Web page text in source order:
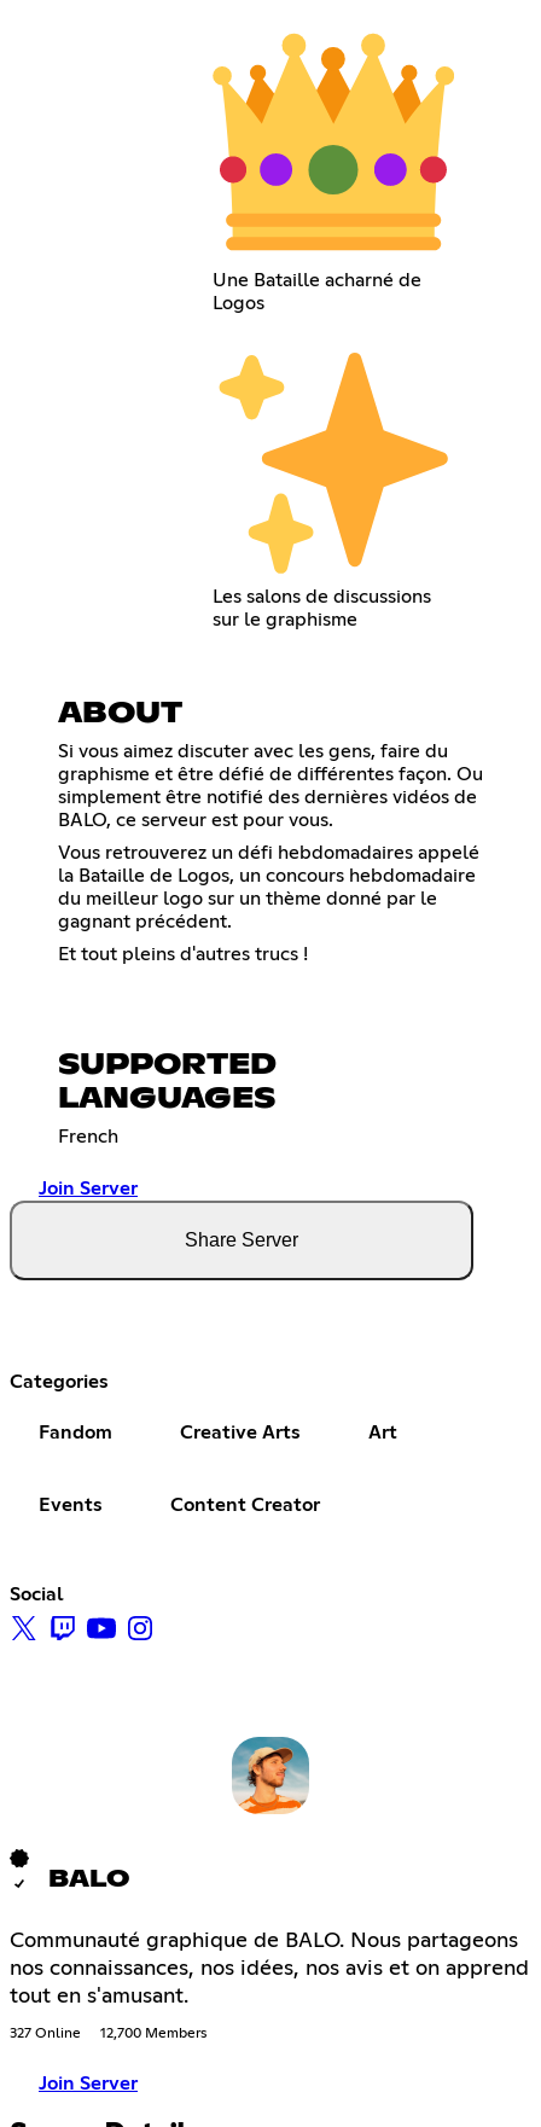
Une Bataille acharné de
Logos
Les salons de discussions
sur le graphisme
ABOUT
Si vous aimez discuter avec les gens, faire du
graphisme et être défié de différentes façon. Ou
simplement être notifié des dernières vidéos de
BALO, ce serveur est pour vous.
Vous retrouverez un défi hebdomadaires appelé
la Bataille de Logos, un concours hebdomadaire
du meilleur logo sur un thème donné par le
gagnant précédent.
Et tout pleins d'autres trucs !
SUPPORTED
LANGUAGES
French
Join Server
Share Server
Categories
Fandom Creative Arts Art
Events Content Creator
Social
BALO
Communauté graphique de BALO. Nous partageons
nos connaissances, nos idées, nos avis et on apprend
tout en s'amusant.
327 Online 12,700 Members
Join Server